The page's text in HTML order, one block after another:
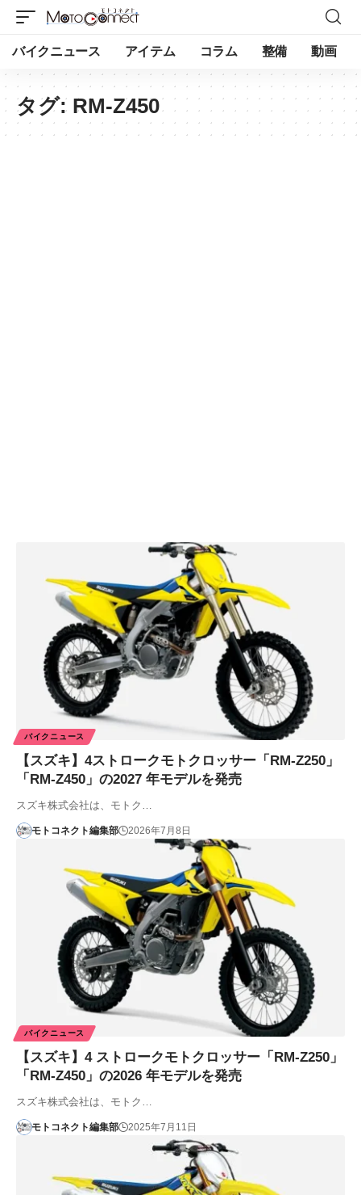
バイクニュース アイテム コラム 整備 動画
タグ: RM-Z450
バイクニュース
【スズキ】4ストロークモトクロッサー「RM-Z250」
「RM-Z450」の2027 年モデルを発売
スズキ株式会社は、モトク…
モトコネクト編集部 2026年7月8日
バイクニュース
【スズキ】4 ストロークモトクロッサー「RM-Z250」
「RM-Z450」の2026 年モデルを発売
スズキ株式会社は、モトク…
モトコネクト編集部 2025年7月11日